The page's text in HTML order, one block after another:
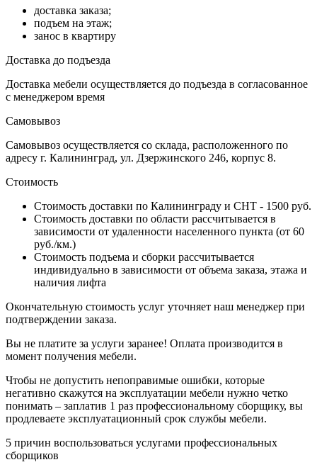
доставка заказа;
подъем на этаж;
занос в квартиру
Доставка до подъезда
Доставка мебели осуществляется до подъезда в согласованное
с менеджером время
Самовывоз
Самовывоз осуществляется со склада, расположенного по
адресу г. Калининград, ул. Дзержинского 246, корпус 8.
Стоимость
Стоимость доставки по Калининграду и СНТ - 1500 руб.
Стоимость доставки по области рассчитывается в
зависимости от удаленности населенного пункта (от 60
руб./км.)
Стоимость подъема и сборки рассчитывается
индивидуально в зависимости от объема заказа, этажа и
наличия лифта
Окончательную стоимость услуг уточняет наш менеджер при
подтверждении заказа.
Вы не платите за услуги заранее! Оплата производится в
момент получения мебели.
Чтобы не допустить непоправимые ошибки, которые
негативно скажутся на эксплуатации мебели нужно четко
понимать – заплатив 1 раз профессиональному сборщику, вы
продлеваете эксплуатационный срок службы мебели.
5 причин воспользоваться услугами профессиональных
сборщиков